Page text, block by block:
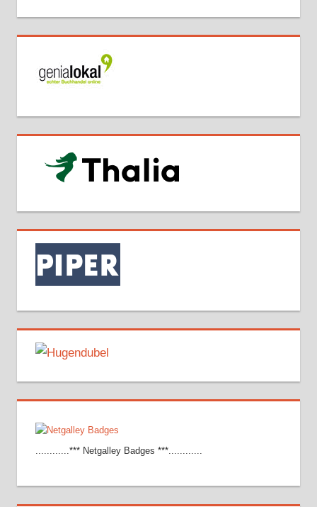
............*** Netgalley Badges ***............